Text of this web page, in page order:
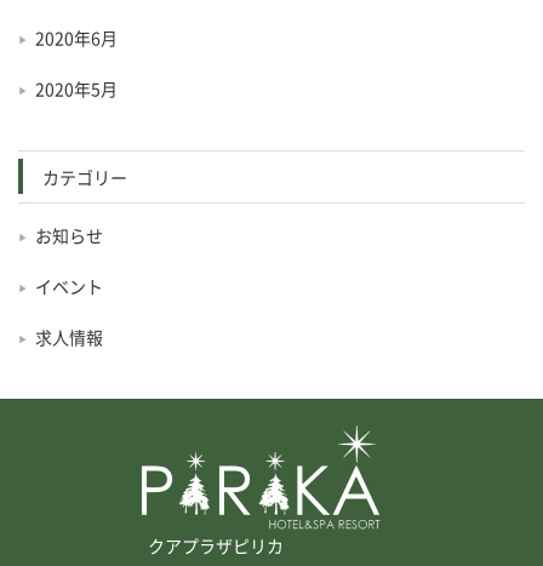
2020年6月
2020年5月
カテゴリー
お知らせ
イベント
求人情報
クアプラザピリカ